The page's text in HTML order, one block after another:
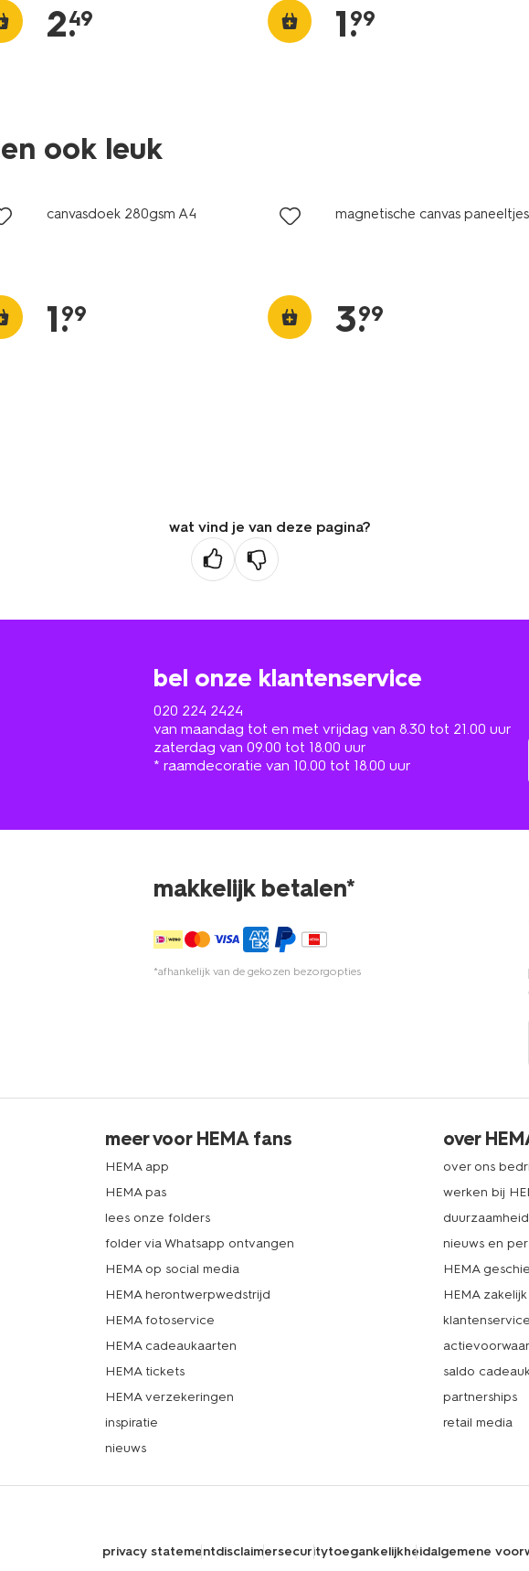
2.
49 1.
99
ook leuk
canvasdoek 280gsm A4
1.
99
magnetische canvas
3.
99
wat vind je van deze pagina?
bel onze klantenservice
020 224 2424
van maandag tot en met vrijdag van 8.30 tot 21.00 uur
zaterdag van 09.00 tot 18.00 uur
* raamdecoratie van 10.00 tot 18.00 uur
makkelijk betalen*
*afhankelijk van de gekozen bezorgopties
meer voor HEMA fans
HEMA app
HEMA pas
lees onze folders
folder via Whatsapp ontvangen
HEMA op social media
HEMA herontwerpwedstrijd
HEMA fotoservice
HEMA cadeaukaarten
HEMA tickets
HEMA verzekeringen
inspiratie
nieuws
over
over ons
werken bij
duurzaamheid
nieuws en
HEMA
HEMA zakelijk
klantenservice
saldo
partnerships
retail media
privacy statementdisclaimersecuritytoegankelijkheidalgemene